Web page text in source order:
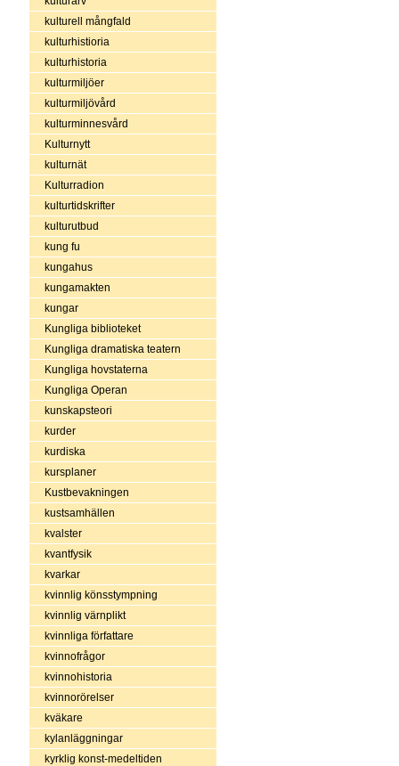
kulturell mångfald
kulturhistioria
kulturhistoria
kulturmiljöer
kulturmiljövård
kulturminnesvård
Kulturnytt
kulturnät
Kulturradion
kulturtidskrifter
kulturutbud
kung fu
kungahus
kungamakten
kungar
Kungliga biblioteket
Kungliga dramatiska teatern
Kungliga hovstaterna
Kungliga Operan
kunskapsteori
kurder
kurdiska
kursplaner
Kustbevakningen
kustsamhällen
kvalster
kvantfysik
kvarkar
kvinnlig könsstympning
kvinnlig värnplikt
kvinnliga författare
kvinnofrågor
kvinnohistoria
kvinnorörelser
kväkare
kylanläggningar
kyrklig konst-medeltiden